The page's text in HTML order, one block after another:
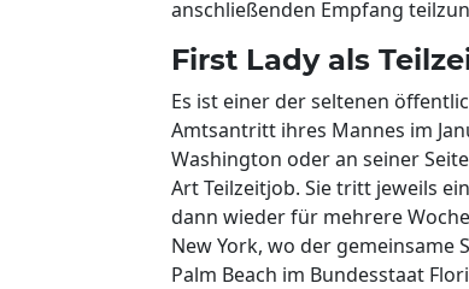
anschließenden Empfang
First Lady als
Es ist einer der seltenen
Amtsantritt ihres Mannes im
Washington oder an seiner
Art Teilzeitjob. Sie tritt jeweils
dann wieder für mehrere
New York, wo der gemeinsame
Palm Beach im Bundesstaat